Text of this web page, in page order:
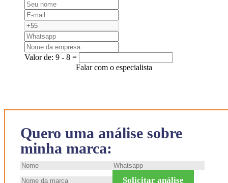
Quero uma análise sobre
minha marca:
Solicitar análise
Valor de: 9 - 8 =
Falar com o especialista